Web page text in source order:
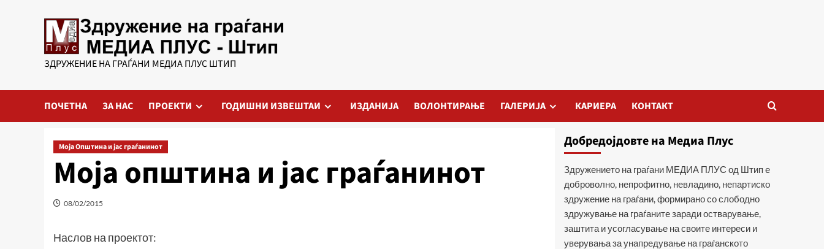
ЗДРУЖЕНИЕ НА ГРАЃАНИ МЕДИА ПЛУС ШТИП
ПОЧЕТНА ЗА НАС ПРОЕКТИ ГОДИШНИ ИЗВЕШТАИ ИЗДАНИЈА ВОЛОНТИРАЊЕ ГАЛЕРИЈА КАРИЕРА КОНТАКТ
Моја Општина и јас граѓанинот
Моја општина и јас граѓанинот
08/02/2015
Наслов на проектот:
Добредојдовте на Медиа Плус
Здружението на граѓани МЕДИА ПЛУС од Штип е
доброволно, непрофитно, невладино, непартиско
здружение на граѓани, формирано со слободно
здружување на граѓаните заради остварување,
заштита и усогласување на своите интереси и
уверувања за унапредување на граѓанското